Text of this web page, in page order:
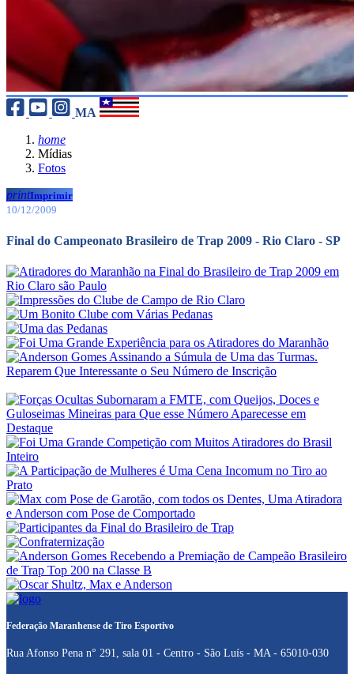
MA
home
Mídias
Fotos
printImprimir
10/12/2009
Final do Campeonato Brasileiro de Trap 2009 - Rio Claro - SP
Federação Maranhense de Tiro Esportivo
Rua Afonso Pena n° 291, sala 01 - Centro - São Luís - MA - 65010-030